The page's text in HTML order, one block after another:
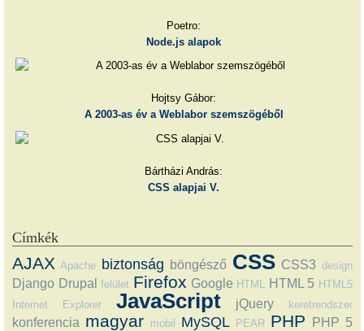
Poetro:
Node.js alapok
Hojtsy Gábor:
A 2003-as év a Weblabor szemszögéből
Bártházi András:
CSS alapjai V.
Címkék
AJAX Apache biztonság böngésző CSS CSS3 design
Django Drupal felület Firefox Google HTML HTML 5 HTML5
Internet Explorer
JavaScript jQuery keretrendszer
konferencia magyar mobil MySQL PEAR PHP PHP 5